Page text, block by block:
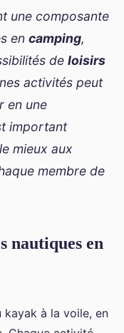
une composante
en camping,
de loisirs
activités peut
en une
important
mieux aux
membre de
nautiques en
kayak à la voile, en